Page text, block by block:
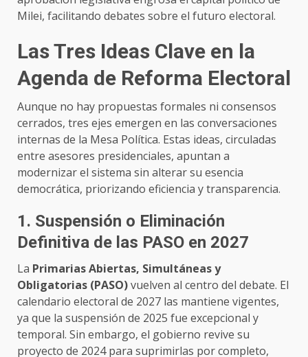
Milei, facilitando debates sobre el futuro electoral.
Las Tres Ideas Clave en la
Agenda de Reforma Electoral
Aunque no hay propuestas formales ni consensos
cerrados, tres ejes emergen en las conversaciones
internas de la Mesa Política. Estas ideas, circuladas
entre asesores presidenciales, apuntan a
modernizar el sistema sin alterar su esencia
democrática, priorizando eficiencia y transparencia.
1. Suspensión o Eliminación
Definitiva de las PASO en 2027
La Primarias Abiertas, Simultáneas y
Obligatorias (PASO)vuelven al centro del debate. El
calendario electoral de 2027 las mantiene vigentes,
ya que la suspensión de 2025 fue excepcional y
temporal. Sin embargo, el gobierno revive su
proyecto de 2024 para suprimirlas por completo,